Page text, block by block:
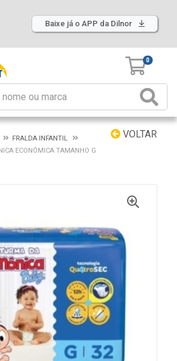
Baixe já o APP da Dilnor
0
VOLTAR
FRALDA INFANTIL
ECONÔMICA TAMANHO G